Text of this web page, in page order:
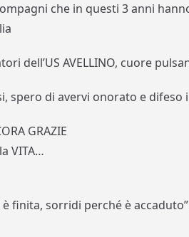
che in questi 3 anni
dell’US AVELLINO, cuore
spero di avervi onorato e difeso
GRAZIE
VITA…
finita, sorridi perché è